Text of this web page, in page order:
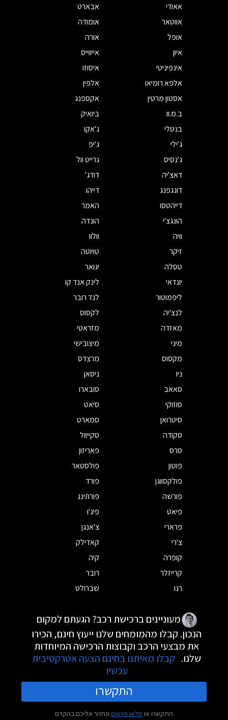
אאודי
אבארט
אווטאר
אומודה
אופל
אורה
איון
אייווייס
אינפיניטי
איסוזו
אלפא רומיאו
אלפין
אסטון מרטין
אקספנג
ב.מ.וו
ביואיק
בנטלי
ג'אקו
ג'ילי
ג'יפ
ג'נסיס
גרייט וול
דאצ'יה
דודג'
דונגפנג
דייהו
דייהטסו
האמר
הונגצ'י
הונדה
וויה
וולוו
זיקר
טויוטה
טסלה
יגואר
יונדאי
לינק אנד קו
ליפמוטור
לנד רובר
לנצ'יה
לקסוס
מאזדה
מזראטי
מיני
מיצובישי
מקסוס
מרצדס
ניו
ניסאן
סאאב
סובארו
סוזוקי
סיאט
סיטרואן
סמארט
סקודה
סקייוול
סרס
פאריזון
פוטון
פולסטאר
פולקסווגן
פורד
פורשה
פורתינג
פיאט
פיג'ו
פרארי
צ'אנגן
צ'רי
קאדילק
קופרה
קיה
קרייזלר
רובר
רנו
שברולט
מעוניינים ברכישת רכב? הגעתם למקום
הנכון. קבלו מהמומחים שלנו ייעוץ חינם, הכירו
את מבצעי הרכב וקבוצות הרכישה המיוחדות
שלנו. קבלו מאיתנו בחינם הצעה אטרקטיבית
עכשיו
התקשרו
התקשרו או מלאו פרטים ונחזור אליכם בהקדם